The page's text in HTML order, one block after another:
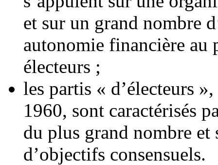
et sur un grand nombre
autonomie financière au
électeurs ;
les partis « d’électeurs
1960, sont caractérisés
du plus grand nombre et
d’objectifs consensuels.